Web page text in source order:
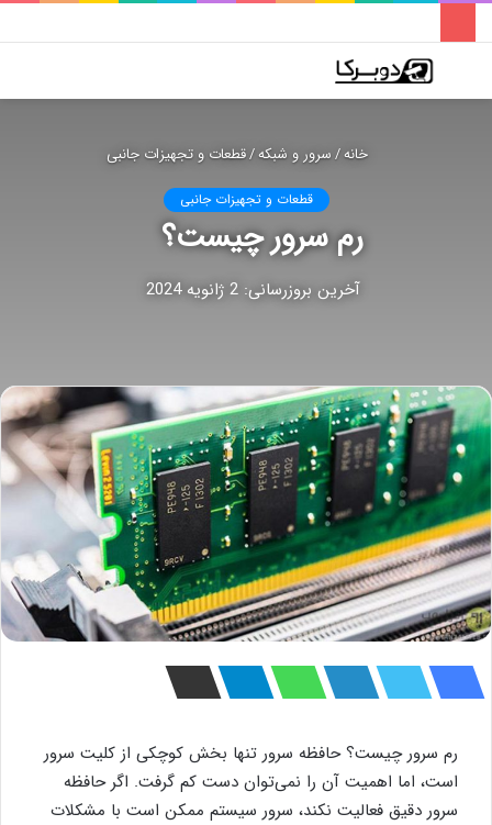
پوسته
فهرست
خانه/سرور و شبکه/قطعات و تجهیزات جانبی
قطعات و تجهیزات جانبی
رم سرور چیست؟
آخرین بروزرسانی: 2 ژانویه 2024
رم سرور چیست؟ حافظه سرور تنها بخش کوچکی از کلیت سرور
است، اما اهمیت آن را نمی‌توان دست کم گرفت. اگر حافظه
سرور دقیق فعالیت نکند، سرور سیستم ممکن است با مشکلات